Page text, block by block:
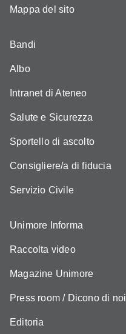
Mappa del sito
Bandi
Albo
Intranet di Ateneo
Salute e Sicurezza
Sportello di ascolto
Consigliere/a di fiducia
Servizio Civile
Unimore Informa
Raccolta video
Magazine Unimore
Press room / Dicono di noi
Editoria